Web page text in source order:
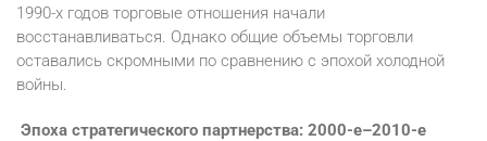
1990-х годов торговые отношения начали
восстанавливаться. Однако общие объемы торговли
оставались скромными по сравнению с эпохой холодной
войны.
Эпоха стратегического партнерства: 2000-е–2010-е